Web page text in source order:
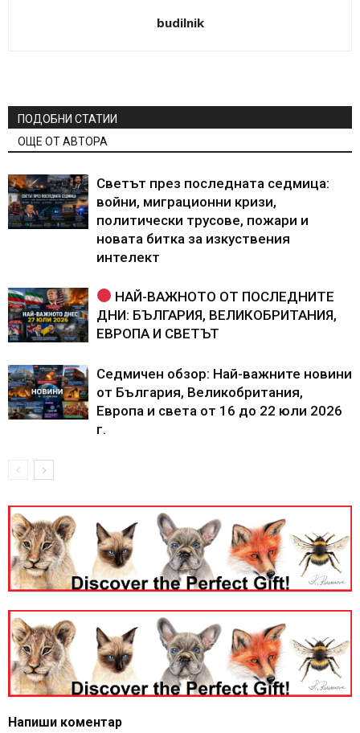
budilnik
ПОДОБНИ СТАТИИ
ОЩЕ ОТ АВТОРА
Светът през последната седмица:
войни, миграционни кризи,
политически трусове, пожари и
новата битка за изкуствения
интелект
НАЙ-ВАЖНОТО ОТ ПОСЛЕДНИТЕ
ДНИ: БЪЛГАРИЯ, ВЕЛИКОБРИТАНИЯ,
ЕВРОПА И СВЕТЪТ
Седмичен обзор: Най-важните новини
от България, Великобритания,
Европа и света от 16 до 22 юли 2026
г.
Напиши коментар